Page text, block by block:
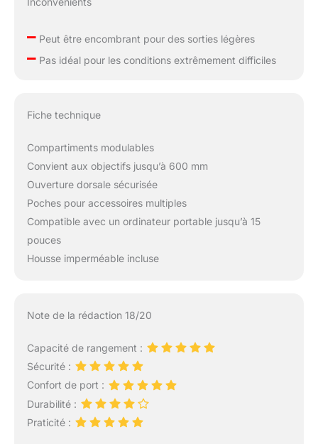
–Peut être encombrant pour des sorties légères
–Pas idéal pour les conditions extrêmement difficiles
Fiche technique
Compartiments modulables
Convient aux objectifs jusqu’à 600 mm
Ouverture dorsale sécurisée
Poches pour accessoires multiples
Compatible avec un ordinateur portable jusqu’à 15
pouces
Housse imperméable incluse
Note de la rédaction 18/20
Capacité de rangement :
Sécurité :
Confort de port :
Durabilité :
Praticité :